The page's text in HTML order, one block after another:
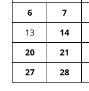
6
7
13
14
20
21
27
28